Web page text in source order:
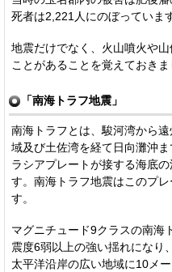
死者は2,221人にのぼっています
地震だけでなく、火山噴火や
ことがあることを覚えておきま
「南海トラフ地震」
南海トラフとは、駿河湾から
域及び土佐湾を経て日向灘沖
ラシアプレートが接する海底
す。南海トラフ地震はこのプ
す。
マグニチュード9クラスの南海
震度6弱以上の強い揺れになり
太平洋沿岸の広い地域に10メ